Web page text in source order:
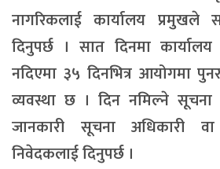
नागरिकलाई कार्यालय प्रमुखले
दिनुपर्छ । सात दिनमा
नदिएमा ३५ दिनभित्र आयोगमा
व्यवस्था छ । दिन नमिल्ने
जानकारी सूचना अधिकारी
निवेदकलाई दिनुपर्छ ।